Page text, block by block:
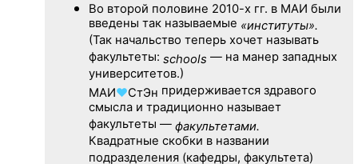
Во второй половине 2010-х гг. в МАИ были
введены так называемые «институты».
(Так начальство теперь хочет называть
факультеты: schools — на манер западных
университетов.)
МАИ♥СтЭн придерживается здравого
смысла и традиционно называет
факультеты — факультетами.
Квадратные скобки в названии
подразделения (кафедры, факультета)